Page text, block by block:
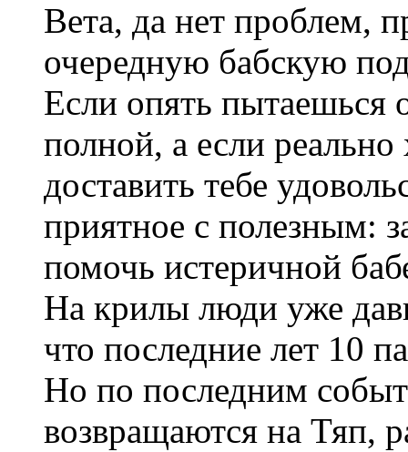
Вета, да нет проблем,
очередную бабскую
Если опять пытаешься
полной, а если
доставить тебе
приятное с полезным:
помочь истеричной
На крилы люди уже
что последние лет 10
Но по последним
возвращаются на Тяп,